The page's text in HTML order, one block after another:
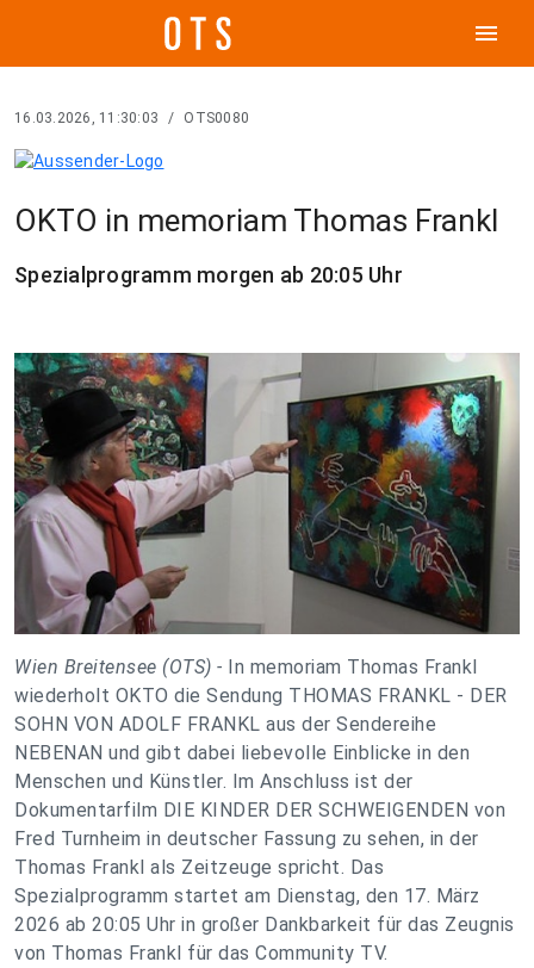
menu
16.03.2026, 11:30:03 / OTS0080
OKTO in memoriam Thomas Frankl
Spezialprogramm morgen ab 20:05 Uhr
Wien Breitensee (OTS) - In memoriam Thomas Frankl
wiederholt OKTO die Sendung THOMAS FRANKL - DER
SOHN VON ADOLF FRANKL aus der Sendereihe
NEBENAN und gibt dabei liebevolle Einblicke in den
Menschen und Künstler. Im Anschluss ist der
Dokumentarfilm DIE KINDER DER SCHWEIGENDEN von
Fred Turnheim in deutscher Fassung zu sehen, in der
Thomas Frankl als Zeitzeuge spricht. Das
Spezialprogramm startet am Dienstag, den 17. März
2026 ab 20:05 Uhr in großer Dankbarkeit für das Zeugnis
von Thomas Frankl für das Community TV.